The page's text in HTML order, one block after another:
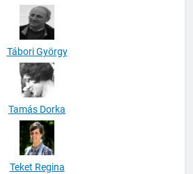
Tábori György
Tamás Dorka
Teket Regina